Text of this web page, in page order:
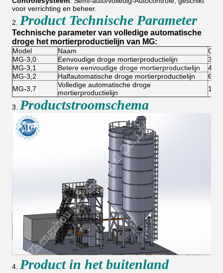
voor verrichting en beheer.
2. Product Technische Parameter
Technische parameter van volledige automatische
droge het mortierproductielijn van MG:
Model Naam
MG-3,0
Eenvoudige droge mortierproductielijn
3T/H
MG-3,1
Betere eenvoudige droge mortierproductielijn
4-
MG-3,2
Halfautomatische droge mortierproductielijn
6-
MG-3,7
Volledige automatische droge
mortierproductielijn
10-
3. Productstroomschema
4. Product in het buitenland